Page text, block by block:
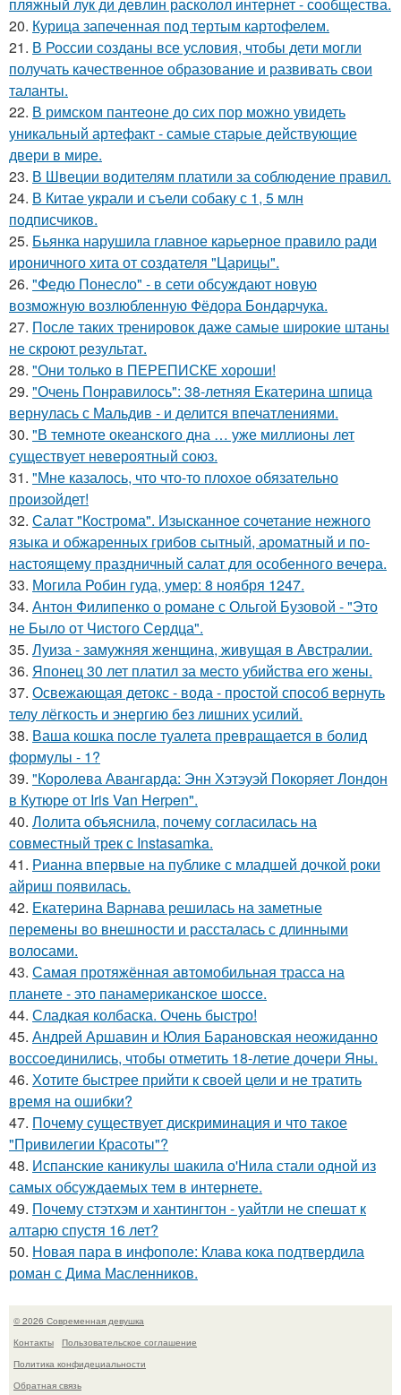
пляжный лук ди девлин расколол интернет - сообщества.
20. Курица запеченная под тертым картофелем.
21. В России созданы все условия, чтобы дети могли
получать качественное образование и развивать свои
таланты.
22. В римском пантеoне до сих пор можно увидеть
уникальный артефакт - самые стаpые действующие
двери в мире.
23. В Швеции водителям платили за соблюдение правил.
24. В Китае украли и съели собаку с 1, 5 млн
подписчиков.
25. Бьянка нарушила главное карьерное правило ради
ироничного хита от создателя "Царицы".
26. "Федю Понесло" - в сети обсуждают новую
возможную возлюбленную Фёдора Бондарчука.
27. После таких тренировок даже самые широкие штаны
не скроют результат.
28. "Они только в ПЕРЕПИСКЕ хороши!
29. "Очень Понравилось": 38-летняя Екатерина шпица
вернулась с Мальдив - и делится впечатлениями.
30. "В темноте океанского дна … уже миллионы лет
существует невероятный союз.
31. "Мне казалось, что что-то плохое обязательно
произойдет!
32. Салат "Кострома". Изысканное сочетание нежного
языка и обжаренных грибов сытный, ароматный и по-
настоящему праздничный салат для особенного вечера.
33. Могила Робин гуда, умер: 8 ноября 1247.
34. Антон Филипенко о романе с Ольгой Бузовой - "Это
не Было от Чистого Сердца".
35. Луиза - замужняя женщина, живущая в Австралии.
36. Японец 30 лет платил за место убийства его жены.
37. Освежающая детокс - вода - простой способ вернуть
телу лёгкость и энергию без лишних усилий.
38. Ваша кошка после туалета превращается в болид
формулы - 1?
39. "Королева Авангарда: Энн Хэтэуэй Покоряет Лондон
в Кутюре от Iris Van Herpen".
40. Лолита объяснила, почему согласилась на
совместный трек с Instasamka.
41. Рианна впервые на публике с младшей дочкой роки
айриш появилась.
42. Екатерина Варнава решилась на заметные
перемены во внешности и рассталась с длинными
волосами.
43. Самая протяжённая автомобильная трасса на
планете - это панамериканское шоссе.
44. Сладкая колбаска. Очень быстро!
45. Андрей Аршавин и Юлия Барановская неожиданно
воссоединились, чтобы отметить 18-летие дочери Яны.
46. Хотите быстрее прийти к своей цели и не тратить
время на ошибки?
47. Почему существует дискриминация и что такое
"Привилегии Красоты"?
48. Испанские каникулы шакила о'Нила стали одной из
самых обсуждаемых тем в интернете.
49. Почему стэтхэм и хантингтон - уайтли не спешат к
алтарю спустя 16 лет?
50. Новая пара в инфополе: Клава кока подтвердила
роман с Дима Масленников.
© 2026 Современная девушка
Контакты
Пользовательское соглашение
Политика конфидециальности
Обратная связь